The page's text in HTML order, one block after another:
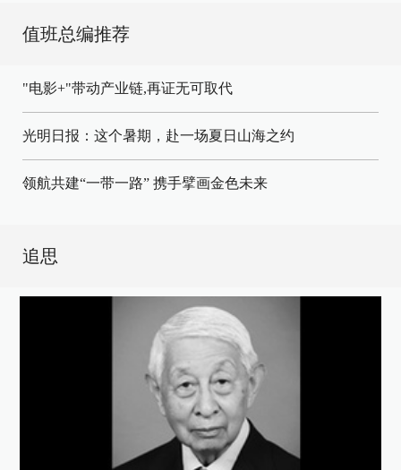
值班总编推荐
"电影+"带动产业链,再证无可取代
光明日报：这个暑期，赴一场夏日山海之约
领航共建“一带一路” 携手擘画金色未来
追思